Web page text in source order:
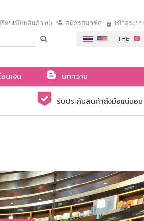
ยบเทียบสินค้า (0) สมัครสมาชิก เข้าสู่ระบบ
นเงิน บทความ
รับประกันสินค้าถึงมือแน่นอน